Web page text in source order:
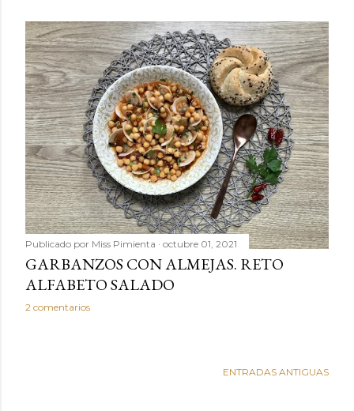
Publicado por Miss Pimienta octubre 01, 2021
GARBANZOS CON ALMEJAS. RETO
ALFABETO SALADO
2 comentarios
ENTRADAS ANTIGUAS